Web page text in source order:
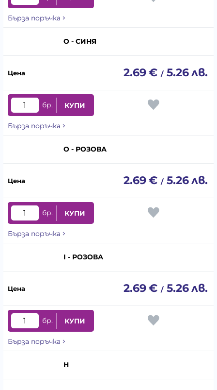
Бърза поръчка
О - СИНЯ
2.69€ / 5.26лв.
бр. КУПИ
Бърза поръчка
О - РОЗОВА
2.69€ / 5.26лв.
бр. КУПИ
Бърза поръчка
I - РОЗОВА
2.69€ / 5.26лв.
бр. КУПИ
Бърза поръчка
H